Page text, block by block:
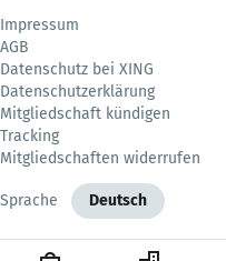
Impressum
AGB
Datenschutz bei XING
Datenschutzerklärung
Mitgliedschaft kündigen
Tracking
Mitgliedschaften widerrufen
Sprache Deutsch